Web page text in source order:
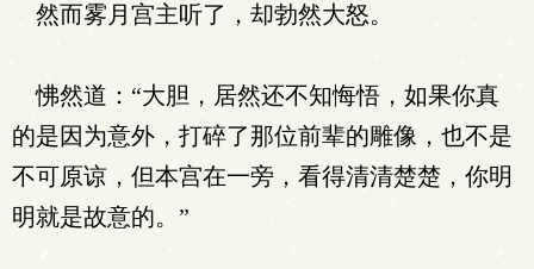
然而雾月宫主听了，却勃然大怒。
怫然道：“大胆，居然还不知悔悟，如果你真
的是因为意外，打碎了那位前辈的雕像，也不是
不可原谅，但本宫在一旁，看得清清楚楚，你明
明就是故意的。”